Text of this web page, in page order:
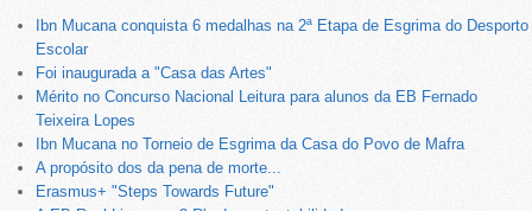
Ibn Mucana conquista 6 medalhas na 2ª Etapa de Esgrima do Desporto
Escolar
Foi inaugurada a "Casa das Artes"
Mérito no Concurso Nacional Leitura para alunos da EB Fernado
Teixeira Lopes
Ibn Mucana no Torneio de Esgrima da Casa do Povo de Mafra
A propósito dos da pena de morte...
Erasmus+ "Steps Towards Future"